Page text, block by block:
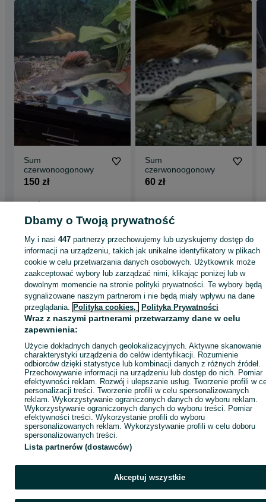
Sum
czerwonoogonowy
150 zł
Sum
czerwonoogonowy
60 zł
Strona główna Zwierzęta Akwarystyka Zwierzęta akwariowe
Zwierzęta
akwariowe - Śląskie
Zwierzęta akwariowe - Rybnik
KATEGORIA
1060347215
Zadzwoń / SMS Wyślij wiadomość
Dbamy o Twoją prywatność
My i nasi447 partnerzy przechowujemy lub uzyskujemy dostęp do
informacji na urządzeniu, takich jak unikalne identyfikatory w plikach
cookie w celu przetwarzania danych osobowych. Użytkownik może
zaakceptować wybory lub zarządzać nimi, klikając poniżej lub w
dowolnym momencie na stronie polityki prywatności. Te wybory będą
sygnalizowane naszym partnerom i nie będą miały wpływu na dane
przeglądania. Polityka cookies, Polityka Prywatności
Wraz z naszymi partnerami przetwarzamy dane w celu
zapewnienia:
Użycie dokładnych danych geolokalizacyjnych. Aktywne skanowanie
charakterystyki urządzenia do celów identyfikacji. Rozumienie
odbiorców dzięki statystyce lub kombinacji danych z różnych źródeł.
Przechowywanie informacji na urządzeniu lub dostęp do nich. Pomiar
efektywności reklam. Rozwój i ulepszanie usług. Tworzenie profili w
personalizacji treści. Tworzenie profili w celu spersonalizowanych
reklam. Wykorzystywanie ograniczonych danych do wyboru reklam.
Wykorzystywanie ograniczonych danych do wyboru treści. Pomiar
efektywności treści. Wykorzystanie profili do wyboru
spersonalizowanych reklam. Wykorzystywanie profili w celu doboru
spersonalizowanych treści.
Lista partnerów (dostawców)
Akceptuj wszystkie